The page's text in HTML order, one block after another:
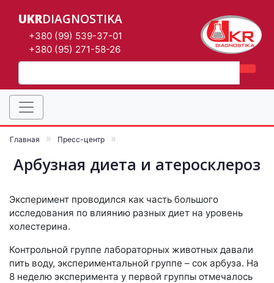
UKRDIAGNOSTIKA
+380 (99) 539-37-01
+380 (95) 271-58-26
Главная Пресс-центр
Арбузная диета и атеросклероз
Эксперимент проводился как часть большого
исследования по влиянию разных диет на уровень
холестерина.
Контрольной группе лабораторных животных давали
пить воду, экспериментальной группе – сок арбуза. На
8 неделю эксперимента у первой группы отмечалось